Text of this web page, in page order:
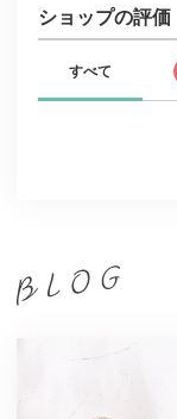
ショップの評価
すべて